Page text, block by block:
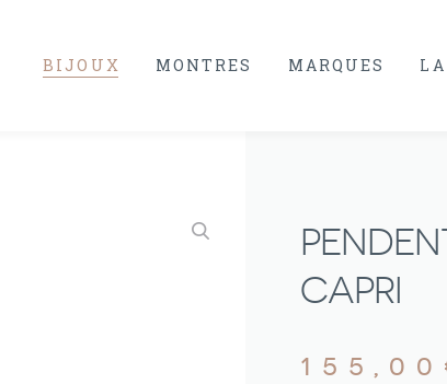
BIJOUX MONTRES MARQUES
CAPRI
155,00